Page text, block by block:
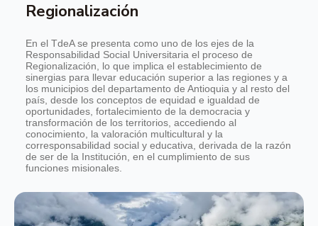
Regionalización
En el TdeA se presenta como uno de los ejes de la
Responsabilidad Social Universitaria el proceso de
Regionalización, lo que implica el establecimiento de
sinergias para llevar educación superior a las regiones y a
los municipios del departamento de Antioquia y al resto del
país, desde los conceptos de equidad e igualdad de
oportunidades, fortalecimiento de la democracia y
transformación de los territorios, accediendo al
conocimiento, la valoración multicultural y la
corresponsabilidad social y educativa, derivada de la razón
de ser de la Institución, en el cumplimiento de sus
funciones misionales.